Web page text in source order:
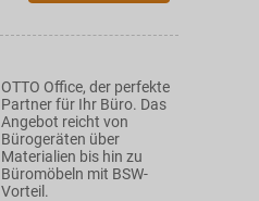
OTTO Office, der perfekte
Partner für Ihr Büro. Das
Angebot reicht von
Bürogeräten über
Materialien bis hin zu
Büromöbeln mit BSW-
Vorteil.